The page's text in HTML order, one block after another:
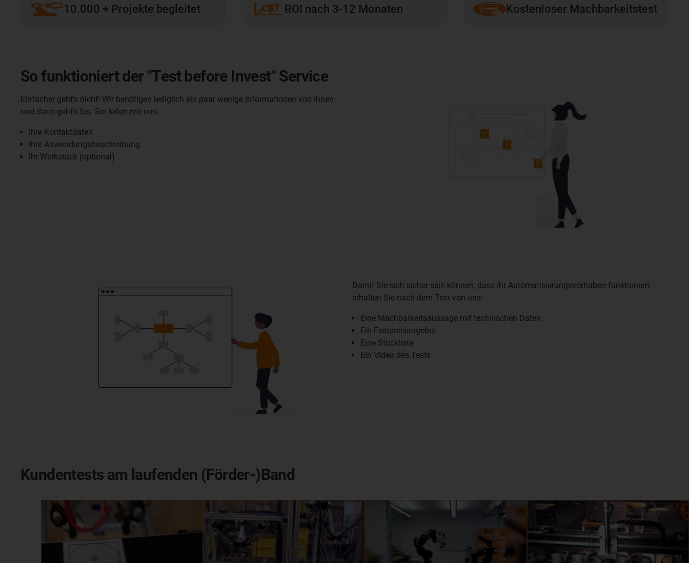
10.000 + Projekte begleitet ROI nach 3-12 Monaten Kostenloser Machbarkeitstest
So funktioniert der "Test before Invest" Service
Einfacher geht's nicht! Wir benötigen lediglich ein paar wenige Informationen von Ihnen
und dann geht's los. Sie teilen mit uns:
Ihre Kontaktdaten
Ihre Anwendungsbeschreibung
Ihr Werkstück (optional)
Damit Sie sich sicher sein können, dass Ihr Automatisierungsvorhaben funktioniert,
erhalten Sie nach dem Test von uns:
Eine Machbarkeitsaussage mit technischen Daten
Ein Festpreisangebot
Eine Stückliste
Ein Video des Tests
Kundentests am laufenden (Förder-)Band